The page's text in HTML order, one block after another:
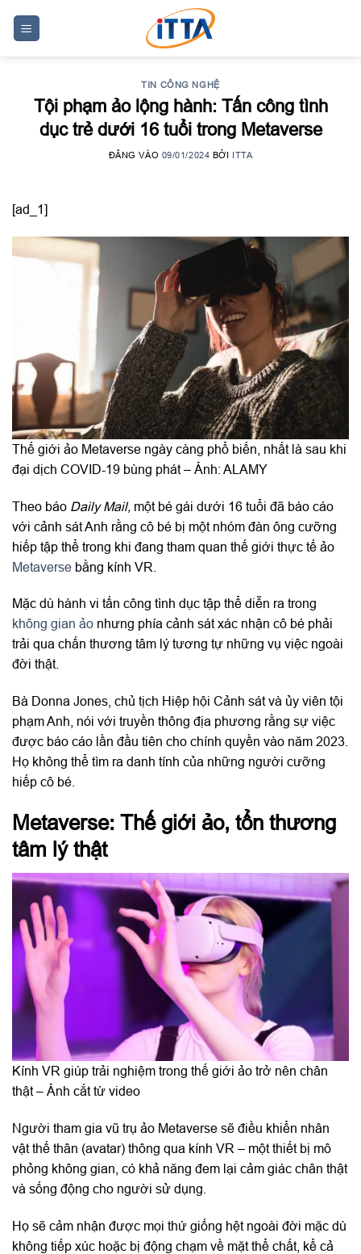
TIN CÔNG NGHỆ
Tội phạm ảo lộng hành: Tấn công tình
dục trẻ dưới 16 tuổi trong Metaverse
ĐĂNG VÀO 09/01/2024 BỞI ITTA
[ad_1]
Thế giới ảo Metaverse ngày càng phổ biến, nhất là sau khi
đại dịch COVID-19 bùng phát – Ảnh: ALAMY
Theo báo Daily Mail, một bé gái dưới 16 tuổi đã báo cáo
với cảnh sát Anh rằng cô bé bị một nhóm đàn ông cưỡng
hiếp tập thể trong khi đang tham quan thế giới thực tế ảo
Metaverse bằng kính VR.
Mặc dù hành vi tấn công tình dục tập thể diễn ra trong
không gian ảo nhưng phía cảnh sát xác nhận cô bé phải
trải qua chấn thương tâm lý tương tự những vụ việc ngoài
đời thật.
Bà Donna Jones, chủ tịch Hiệp hội Cảnh sát và ủy viên tội
phạm Anh, nói với truyền thông địa phương rằng sự việc
được báo cáo lần đầu tiên cho chính quyền vào năm 2023.
Họ không thể tìm ra danh tính của những người cưỡng
hiếp cô bé.
Metaverse: Thế giới ảo, tổn thương
tâm lý thật
Kính VR giúp trải nghiệm trong thế giới ảo trở nên chân
thật – Ảnh cắt từ video
Người tham gia vũ trụ ảo Metaverse sẽ điều khiển nhân
vật thế thân (avatar) thông qua kính VR – một thiết bị mô
phỏng không gian, có khả năng đem lại cảm giác chân thật
và sống động cho người sử dụng.
Họ sẽ cảm nhận được mọi thứ giống hệt ngoài đời mặc dù
không tiếp xúc hoặc bị động chạm về mặt thể chất, kể cả